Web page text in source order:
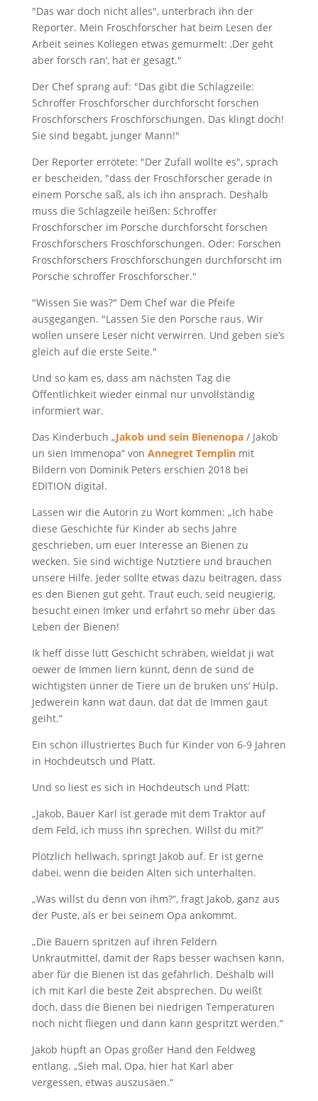
"Das war doch nicht alles", unterbrach ihn der
Reporter. Mein Froschforscher hat beim Lesen der
Arbeit seines Kollegen etwas gemurmelt: ‚Der geht
aber forsch ran‘, hat er gesagt."
Der Chef sprang auf: "Das gibt die Schlagzeile:
Schroffer Froschforscher durchforscht forschen
Froschforschers Froschforschungen. Das klingt doch!
Sie sind begabt, junger Mann!"
Der Reporter errötete: "Der Zufall wollte es", sprach
er bescheiden, "dass der Froschforscher gerade in
einem Porsche saß, als ich ihn ansprach. Deshalb
muss die Schlagzeile heißen: Schroffer
Froschforscher im Porsche durchforscht forschen
Froschforschers Froschforschungen. Oder: Forschen
Froschforschers Froschforschungen durchforscht im
Porsche schroffer Froschforscher."
"Wissen Sie was?" Dem Chef war die Pfeife
ausgegangen. "Lassen Sie den Porsche raus. Wir
wollen unsere Leser nicht verwirren. Und geben sie’s
gleich auf die erste Seite."
Und so kam es, dass am nächsten Tag die
Öffentlichkeit wieder einmal nur unvollständig
informiert war.
Das Kinderbuch „Jakob und sein Bienenopa/ Jakob
un sien Immenopa“ von Annegret Templinmit
Bildern von Dominik Peters erschien 2018 bei
EDITION digital.
Lassen wir die Autorin zu Wort kommen: „Ich habe
diese Geschichte für Kinder ab sechs Jahre
geschrieben, um euer Interesse an Bienen zu
wecken. Sie sind wichtige Nutztiere und brauchen
unsere Hilfe. Jeder sollte etwas dazu beitragen, dass
es den Bienen gut geht. Traut euch, seid neugierig,
besucht einen Imker und erfahrt so mehr über das
Leben der Bienen!
Ik heff disse lütt Geschicht schräben, wieldat ji wat
oewer de Immen liern künnt, denn de sünd de
wichtigsten ünner de Tiere un de bruken uns‘ Hülp.
Jedwerein kann wat daun, dat dat de Immen gaut
geiht.“
Ein schön illustriertes Buch für Kinder von 6-9 Jahren
in Hochdeutsch und Platt.
Und so liest es sich in Hochdeutsch und Platt:
„Jakob, Bauer Karl ist gerade mit dem Traktor auf
dem Feld, ich muss ihn sprechen. Willst du mit?“
Plötzlich hellwach, springt Jakob auf. Er ist gerne
dabei, wenn die beiden Alten sich unterhalten.
„Was willst du denn von ihm?“, fragt Jakob, ganz aus
der Puste, als er bei seinem Opa ankommt.
„Die Bauern spritzen auf ihren Feldern
Unkrautmittel, damit der Raps besser wachsen kann,
aber für die Bienen ist das gefährlich. Deshalb will
ich mit Karl die beste Zeit absprechen. Du weißt
doch, dass die Bienen bei niedrigen Temperaturen
noch nicht fliegen und dann kann gespritzt werden.“
Jakob hüpft an Opas großer Hand den Feldweg
entlang. „Sieh mal, Opa, hier hat Karl aber
vergessen, etwas auszusäen.“